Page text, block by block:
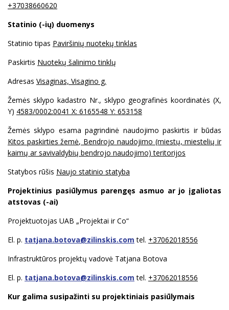
+37038660620
Statinio (-ių) duomenys
Statinio tipas Paviršinių nuotekų tinklas
Paskirtis Nuotekų šalinimo tinklų
Adresas Visaginas, Visagino g.
Žemės sklypo kadastro Nr., sklypo geografinės koordinatės (X,
Y) 4583/0002:0041 X: 6165548 Y: 653158
Žemės sklypo esama pagrindinė naudojimo paskirtis ir būdas
Kitos paskirties žemė, Bendrojo naudojimo (miestų, miestelių ir
kaimų ar savivaldybių bendrojo naudojimo) teritorijos
Statybos rūšis Naujo statinio statyba
Projektinius pasiūlymus parengęs asmuo ar jo įgaliotas
atstovas (-ai)
Projektuotojas UAB „Projektai ir Co“
El. p. tatjana.botova@zilinskis.com tel. +37062018556
Infrastruktūros projektų vadovė Tatjana Botova
El. p. tatjana.botova@zilinskis.com tel. +37062018556
Kur galima susipažinti su projektiniais pasiūlymais